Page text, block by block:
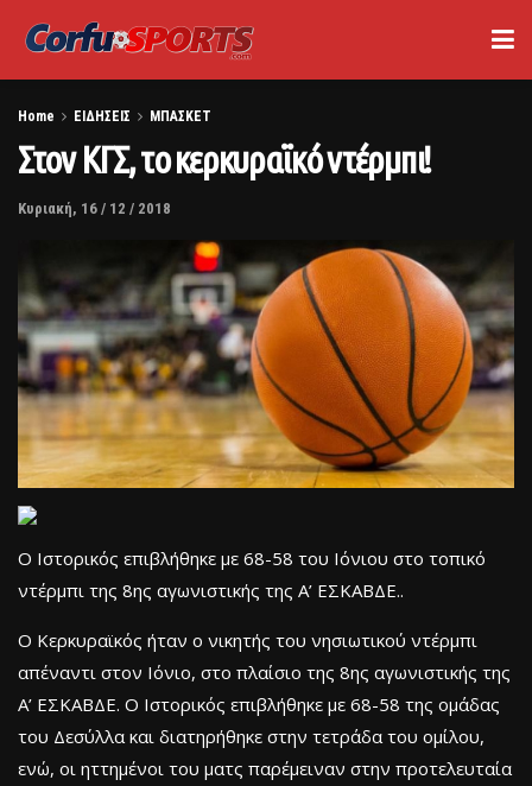
Home ΕΙΔΗΣΕΙΣ ΜΠΑΣΚΕΤ
Στον ΚΓΣ, το κερκυραϊκό ντέρμπι!
Κυριακή, 16 / 12 / 2018
Ο Ιστορικός επιβλήθηκε με 68-58 του Ιόνιου στο τοπικό
ντέρμπι της 8ης αγωνιστικής της Α’ ΕΣΚΑΒΔΕ..
Ο Κερκυραϊκός ήταν ο νικητής του νησιωτικού ντέρμπι
απέναντι στον Ιόνιο, στο πλαίσιο της 8ης αγωνιστικής της
Α’ ΕΣΚΑΒΔΕ. Ο Ιστορικός επιβλήθηκε με 68-58 της ομάδας
του Δεσύλλα και διατηρήθηκε στην τετράδα του ομίλου,
ενώ, οι ηττημένοι του ματς παρέμειναν στην προτελευταία